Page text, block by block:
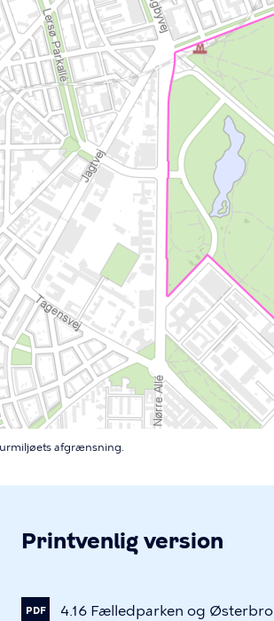
afgrænsning.
Printvenlig version
PDF 4.16 Fælledparken og Østerbro